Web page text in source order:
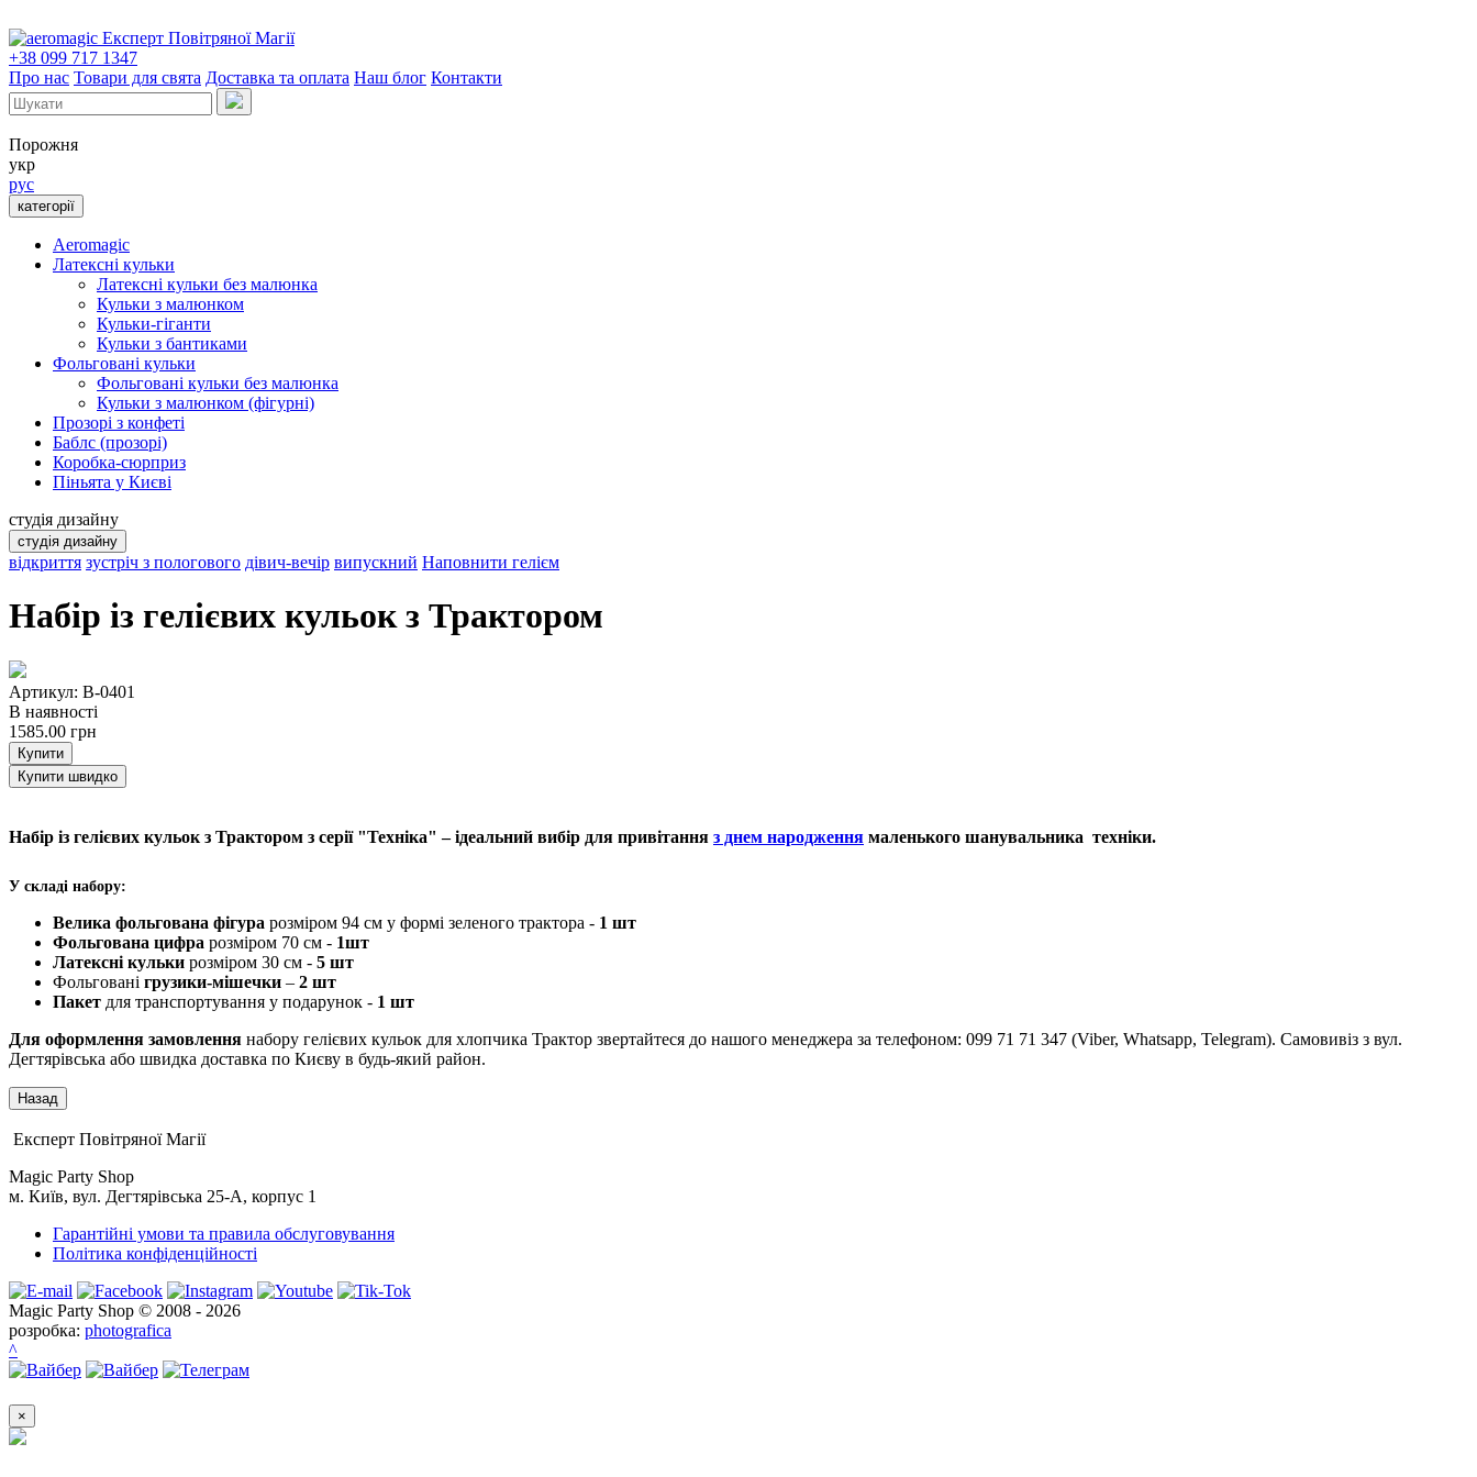
Експерт Повітряної Магії
+38 099 717 1347
Про нас Товари для свята Доставка та оплата Наш блог Контакти
Порожня
укр
рус
категорії
Aeromagic
Латексні кульки
Латексні кульки без малюнка
Кульки з малюнком
Кульки-гіганти
Кульки з бантиками
Фольговані кульки
Фольговані кульки без малюнка
Кульки з малюнком (фігурні)
Прозорі з конфеті
Баблс (прозорі)
Коробка-сюрприз
Піньята у Києві
студія дизайну
студія дизайну
відкриття зустріч з пологового дівич-вечір випускний Наповнити гелієм
Набір із гелієвих кульок з Трактором
Артикул: B-0401
В наявності
1585.00 грн
Купити
Купити швидко
Набір із гелієвих кульок з Трактором з серії "Техніка" – ідеальний вибір для привітання з днем народження маленького шанувальника техніки.
У складі набору:
Велика фольгована фігура розміром 94 см у формі зеленого трактора - 1 шт
Фольгована цифра розміром 70 см - 1шт
Латексні кульки розміром 30 см - 5 шт
Фольговані грузики-мішечки – 2 шт
Пакет для транспортування у подарунок - 1 шт
Для оформлення замовлення набору гелієвих кульок для хлопчика Трактор звертайтеся до нашого менеджера за телефоном: 099 71 71 347 (Viber, Whatsapp, Telegram). Самовивіз з вул.
Дегтярівська або швидка доставка по Києву в будь-який район.
Експерт Повітряної Магії
Magic Party Shop
м. Київ, вул. Дегтярівська 25-А, корпус 1
Гарантійні умови та правила обслуговування
Політика конфіденційності
Magic Party Shop © 2008 - 2026
розробка: photografica
^
×